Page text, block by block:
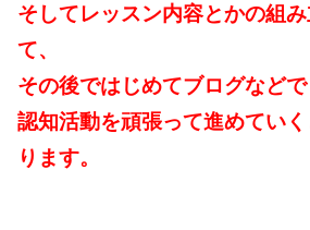
そしてレッスン内容とかの組
て、
その後ではじめてブログなどで
認知活動を頑張って進めてい
ります。